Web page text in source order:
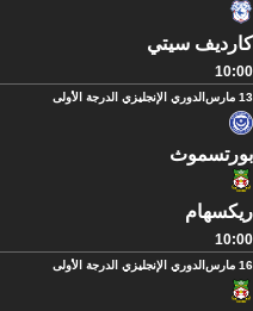
كارديف سيتي
10:00
13 مارس الدوري الإنجليزي الدرجة الأولى
بورتسموث
ريكسهام
10:00
16 مارس الدوري الإنجليزي الدرجة الأولى